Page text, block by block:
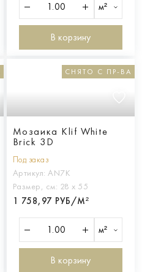
м²
В корзину
СНЯТО С ПР-ВА
Мозаика Klif White
Brick 3D
Под заказ
Артикул: AN7K
Размер, см: 28 х 55
1 758,97 РУБ/М²
м²
В корзину